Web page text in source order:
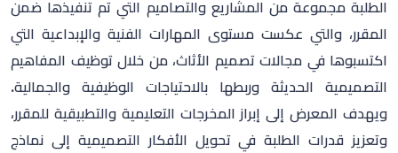
الطلبة مجموعة من المشاريع والتصاميم التي تم تنفيذها ضمن
المقرر، والتي عكست مستوى المهارات الفنية والإبداعية التي
اكتسبوها في مجالات تصميم الأثاث، من خلال توظيف المفاهيم
التصميمية الحديثة وربطها بالاحتياجات الوظيفية والجمالية.
ويهدف المعرض إلى إبراز المخرجات التعليمية والتطبيقية للمقرر،
وتعزيز قدرات الطلبة في تحويل الأفكار التصميمية إلى نماذج